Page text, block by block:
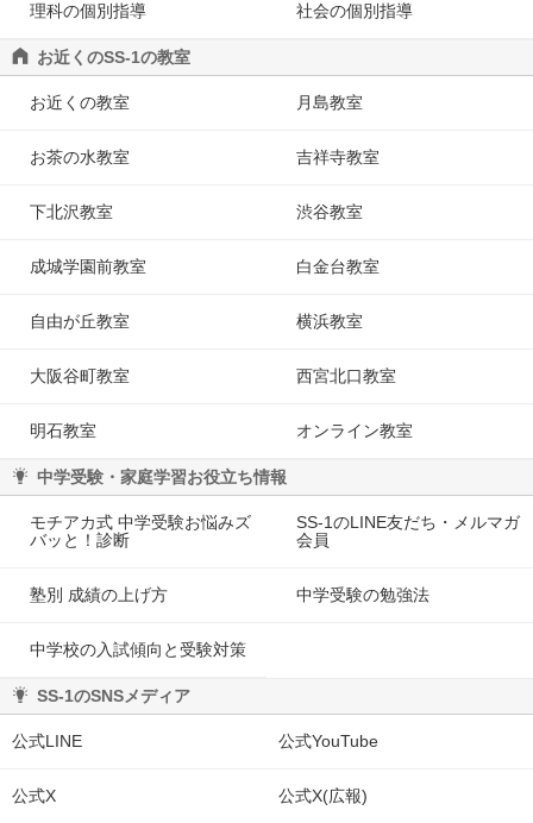
理科の個別指導 社会の個別指導
お近くのSS-1の教室
お近くの教室 月島教室
お茶の水教室 吉祥寺教室
下北沢教室 渋谷教室
成城学園前教室 白金台教室
自由が丘教室 横浜教室
大阪谷町教室 西宮北口教室
明石教室 オンライン教室
中学受験・家庭学習お役立ち情報
モチアカ式 中学受験お悩みズ
バッと！診断
SS-1のLINE友だち・メルマガ
会員
塾別 成績の上げ方 中学受験の勉強法
中学校の入試傾向と受験対策
SS-1のSNSメディア
公式LINE 公式YouTube
公式X 公式X(広報)